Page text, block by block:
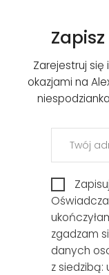
Zarejestruj
okazjami na
zgadzam
danych
z siedzibą: